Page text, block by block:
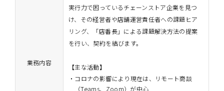
業務内容
実行力で困っているチェーンストア企業を見つ
け、その経営者や店舗運営責任者への課題ヒア
リング、「店番長」による課題解決方法の提案
を行い、契約を結びます。
【主な活動】
コロナの影響により現在は、リモート商談
（Teams、Zoom）が中心